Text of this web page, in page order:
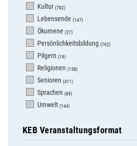
Kultur (782)
Lebensende (147)
Ökumene (27)
Persönlichkeitsbildung (792)
Pilgern (19)
Religionen (158)
Senioren (411)
Sprachen (89)
Umwelt (144)
KEB Veranstaltungsformat